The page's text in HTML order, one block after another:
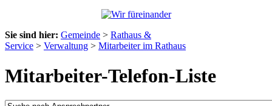
Sie sind hier: Gemeinde > Rathaus &
Service > Verwaltung > Mitarbeiter im Rathaus
Mitarbeiter-Telefon-Liste